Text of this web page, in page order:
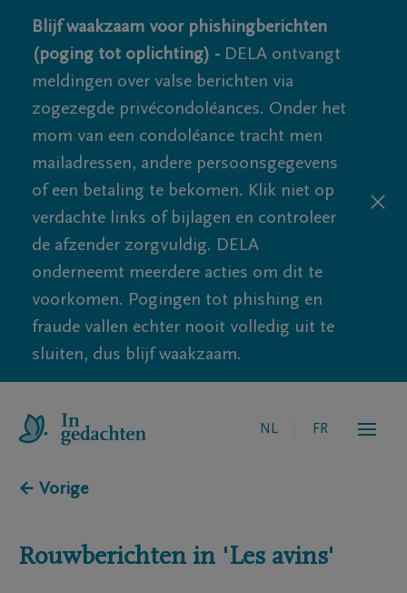
Blijf waakzaam voor phishingberichten
(poging tot oplichting) - DELA ontvangt
meldingen over valse berichten via
zogezegde privécondoléances. Onder het
mom van een condoléance tracht men
mailadressen, andere persoonsgegevens
of een betaling te bekomen. Klik niet op
verdachte links of bijlagen en controleer
de afzender zorgvuldig. DELA
onderneemt meerdere acties om dit te
voorkomen. Pogingen tot phishing en
fraude vallen echter nooit volledig uit te
sluiten, dus blijf waakzaam.
NL FR
← Vorige
Rouwberichten in 'Les avins'